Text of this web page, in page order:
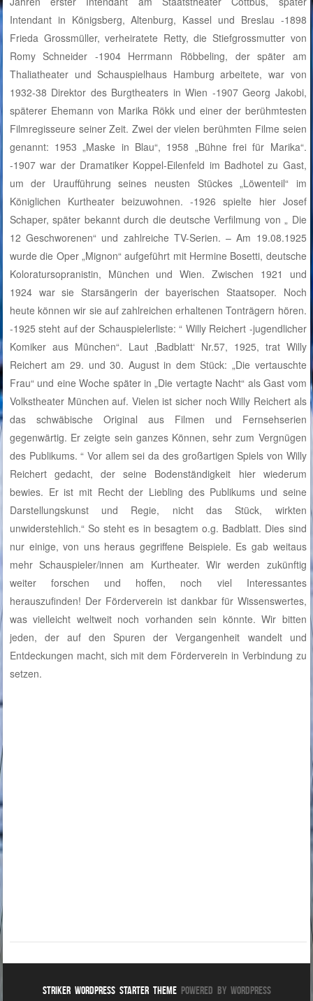
Intendant in Königsberg, Altenburg, Kassel und Breslau -1898
Frieda Grossmüller, verheiratete Retty, die Stiefgrossmutter von
Romy Schneider -1904 Herrmann Röbbeling, der später am
Thaliatheater und Schauspielhaus Hamburg arbeitete, war von
1932-38 Direktor des Burgtheaters in Wien -1907 Georg Jakobi,
späterer Ehemann von Marika Rökk und einer der berühmtesten
Filmregisseure seiner Zeit. Zwei der vielen berühmten Filme seien
genannt: 1953 „Maske in Blau“, 1958 „Bühne frei für Marika“.
-1907 war der Dramatiker Koppel-Eilenfeld im Badhotel zu Gast,
um der Uraufführung seines neusten Stückes „Löwenteil“ im
Königlichen Kurtheater beizuwohnen. -1926 spielte hier Josef
Schaper, später bekannt durch die deutsche Verfilmung von „ Die
12 Geschworenen“ und zahlreiche TV-Serien. – Am 19.08.1925
wurde die Oper „Mignon“ aufgeführt mit Hermine Bosetti, deutsche
Koloratursopranistin, München und Wien. Zwischen 1921 und
1924 war sie Starsängerin der bayerischen Staatsoper. Noch
heute können wir sie auf zahlreichen erhaltenen Tonträgern hören.
-1925 steht auf der Schauspielerliste: “ Willy Reichert -jugendlicher
Komiker aus München“. Laut ‚Badblatt‘ Nr.57, 1925, trat Willy
Reichert am 29. und 30. August in dem Stück: „Die vertauschte
Frau“ und eine Woche später in „Die vertagte Nacht“ als Gast vom
Volkstheater München auf. Vielen ist sicher noch Willy Reichert als
das schwäbische Original aus Filmen und Fernsehserien
gegenwärtig. Er zeigte sein ganzes Können, sehr zum Vergnügen
des Publikums. “ Vor allem sei da des großartigen Spiels von Willy
Reichert gedacht, der seine Bodenständigkeit hier wiederum
bewies. Er ist mit Recht der Liebling des Publikums und seine
Darstellungskunst und Regie, nicht das Stück, wirkten
unwiderstehlich.“ So steht es in besagtem o.g. Badblatt. Dies sind
nur einige, von uns heraus gegriffene Beispiele. Es gab weitaus
mehr Schauspieler/innen am Kurtheater. Wir werden zukünftig
weiter forschen und hoffen, noch viel Interessantes
herauszufinden! Der Förderverein ist dankbar für Wissenswertes,
was vielleicht weltweit noch vorhanden sein könnte. Wir bitten
jeden, der auf den Spuren der Vergangenheit wandelt und
Entdeckungen macht, sich mit dem Förderverein in Verbindung zu
setzen.
Striker WordPress Starter ThemePowered By WordPress